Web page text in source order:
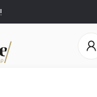
jij naar op zoek?